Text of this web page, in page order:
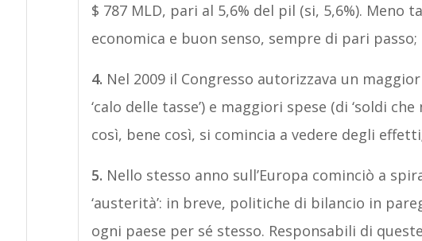
$ 787 MLD, pari al 5,6% del pil (si, 5,6%). Meno
economica e buon senso, sempre di pari passo;
4. Nel 2009 il Congresso autorizzava un
‘calo delle tasse’) e maggiori spese (di ‘soldi
così, bene così, si comincia a vedere degli
5. Nello stesso anno sull’Europa cominciò a
‘austerità’: in breve, politiche di bilancio in
ogni paese per sé stesso. Responsabili di